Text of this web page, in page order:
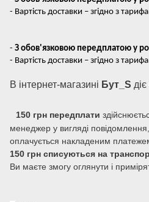
- Вартість доставки – згідно з
- З обов'язковою передплатою у
- Вартість доставки – згідно з
В інтернет-магазині Бут_S
150 грн передплати
менеджер у вигляді
оплачується накладеним
150 грн списуються на
Ви маєте змогу оглянути і